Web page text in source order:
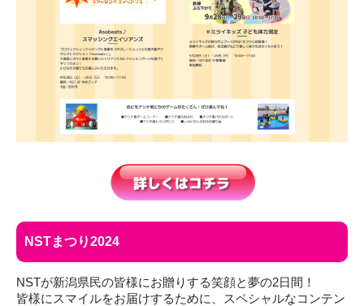
NSTまつり2024
NSTが新潟県民の皆様にお贈りする笑顔と夢の2日間！
皆様にスマイルをお届けするために、スペシャルなコンテン